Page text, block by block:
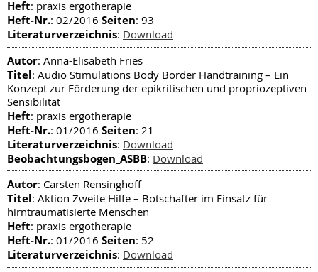
Heft: praxis ergotherapie
Heft-Nr.: 02/2016 Seiten: 93
Literaturverzeichnis: Download
Autor: Anna-Elisabeth Fries
Titel: Audio Stimulations Body Border Handtraining – Ein
Konzept zur Förderung der epikritischen und propriozeptiven
Sensibilität
Heft: praxis ergotherapie
Heft-Nr.: 01/2016 Seiten: 21
Literaturverzeichnis: Download
Beobachtungsbogen_ASBB: Download
Autor: Carsten Rensinghoff
Titel: Aktion Zweite Hilfe – Botschafter im Einsatz für
hirntraumatisierte Menschen
Heft: praxis ergotherapie
Heft-Nr.: 01/2016 Seiten: 52
Literaturverzeichnis: Download